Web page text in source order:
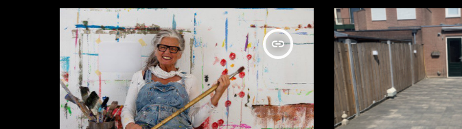
insert_link